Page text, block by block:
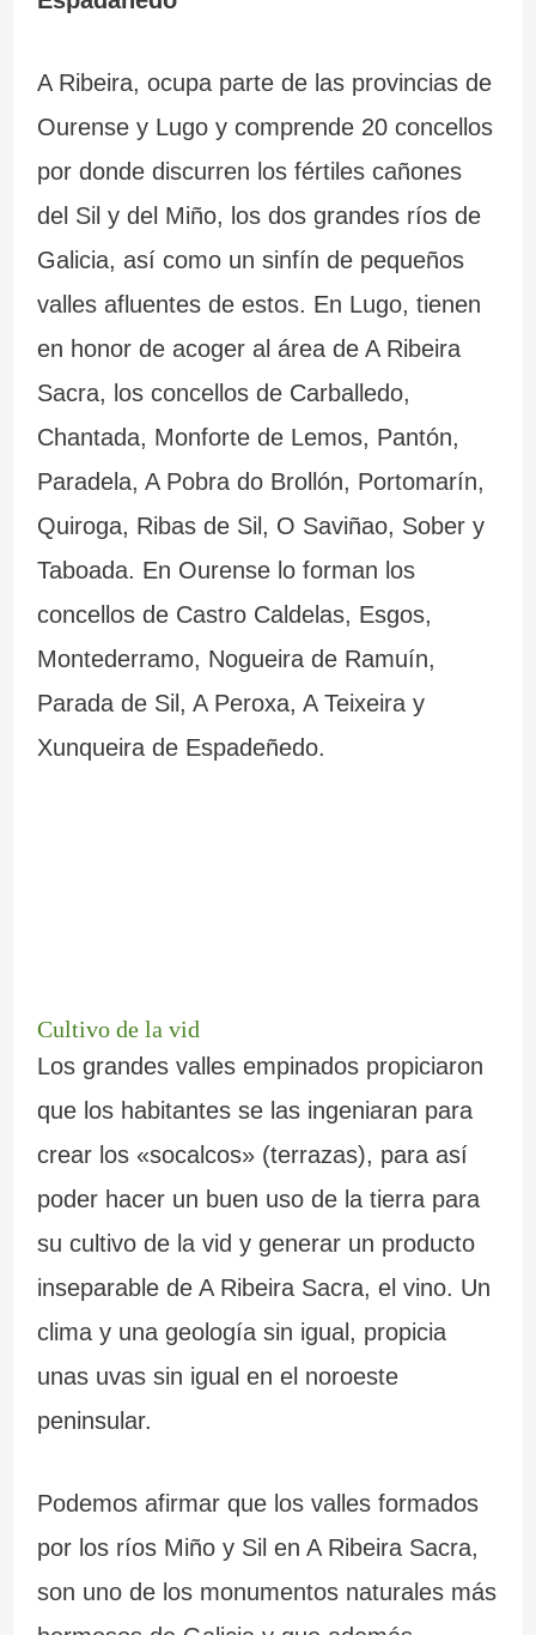
A Ribeira, ocupa parte de las provincias de
Ourense y Lugo y comprende 20 concellos
por donde discurren los fértiles cañones
del Sil y del Miño, los dos grandes ríos de
Galicia, así como un sinfín de pequeños
valles afluentes de estos. En Lugo, tienen
en honor de acoger al área de A Ribeira
Sacra, los concellos de Carballedo,
Chantada, Monforte de Lemos, Pantón,
Paradela, A Pobra do Brollón, Portomarín,
Quiroga, Ribas de Sil, O Saviñao, Sober y
Taboada. En Ourense lo forman los
concellos de Castro Caldelas, Esgos,
Montederramo, Nogueira de Ramuín,
Parada de Sil, A Peroxa, A Teixeira y
Xunqueira de Espadeñedo.
Cultivo de la vid
Los grandes valles empinados propiciaron
que los habitantes se las ingeniaran para
crear los «socalcos» (terrazas), para así
poder hacer un buen uso de la tierra para
su cultivo de la vid y generar un producto
inseparable de A Ribeira Sacra, el vino. Un
clima y una geología sin igual, propicia
unas uvas sin igual en el noroeste
peninsular.
Podemos afirmar que los valles formados
por los ríos Miño y Sil en A Ribeira Sacra,
son uno de los monumentos naturales más